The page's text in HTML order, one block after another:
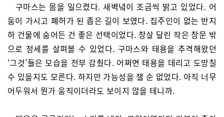
구마스는 몸을 일으켰다. 새벽녘이 조금씩 밝고 있었다. 어
둠이 가시고 폐허가 된 좁은 길이 보였다. 집주인이 없는 반지
하 건물에 숨어든 건 좋은 선택이었다. 창살 달린 작은 창문 밖
으로 정세를 살펴볼 수 있었다. 구마스와 태용을 추격해왔던
‘그것’들은 모습을 전부 감췄다. 어쩌면 태용을 데리고 도망칠
수 있을지도 모른다. 하지만 가능성을 잴 순 없었다. 아직 너무
어두워서 뭔가 움직이더라도 보이지 않을 테니까.